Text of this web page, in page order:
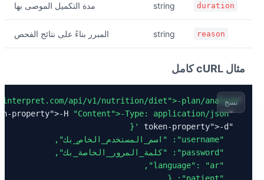
duration
string مدة التكميل الموصى بها
reason
string المبرر بناءً على نتائج الفحص
مثال cURL كامل
api/v1/nutrition/diet">-plan/analyze"
"token-property"
>-H "Content">-Type: application/json"
"token-property"
>-d
"username"
: "اسم_المستخدم_الخاص_بك"
"password"
: "كلمة_المرور_الخاصة_بك"
"language"
: "ar"
نسخ